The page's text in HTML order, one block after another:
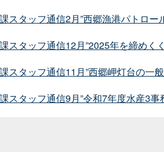
スタッフ通信2月”西郷漁港パトロー
スタッフ通信12月”2025年を締めく
スタッフ通信11月”西郷岬灯台の一
スタッフ通信9月”令和7年度水産3